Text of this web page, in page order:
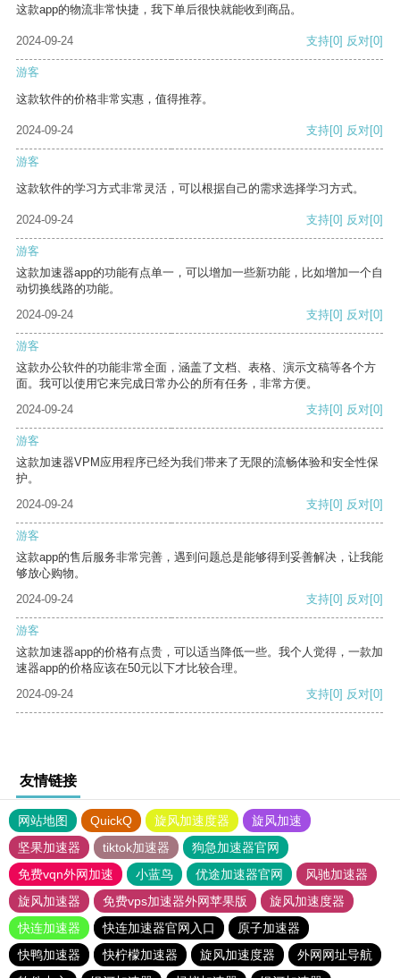
这款app的物流非常快捷，我下单后很快就能收到商品。
2024-09-24 支持[0] 反对[0]
游客
这款软件的价格非常实惠，值得推荐。
2024-09-24 支持[0] 反对[0]
游客
这款软件的学习方式非常灵活，可以根据自己的需求选择学习方式。
2024-09-24 支持[0] 反对[0]
游客
这款加速器app的功能有点单一，可以增加一些新功能，比如增加一个自
动切换线路的功能。
2024-09-24
支持[0] 反对[0]
游客
这款办公软件的功能非常全面，涵盖了文档、表格、演示文稿等各个方
面。我可以使用它来完成日常办公的所有任务，非常方便。
2024-09-24
支持[0] 反对[0]
游客
这款加速器VPM应用程序已经为我们带来了无限的流畅体验和安全性保
护。
2024-09-24
支持[0] 反对[0]
游客
这款app的售后服务非常完善，遇到问题总是能够得到妥善解决，让我能
够放心购物。
2024-09-24
支持[0] 反对[0]
游客
这款加速器app的价格有点贵，可以适当降低一些。我个人觉得，一款加
速器app的价格应该在50元以下才比较合理。
2024-09-24
支持[0] 反对[0]
友情链接
网站地图 QuickQ 旋风加速度器
旋风加速
坚果加速器
tiktok加速器
狗急加速器官网
免费vqn外网加速
小蓝鸟 优途加速器官网
风驰加速器
旋风加速器
免费vps加速器外网苹果版
旋风加速度器
快连加速器
快连加速器官网入口
原子加速器
快鸭加速器
快柠檬加速器 旋风加速度器
外网网址导航